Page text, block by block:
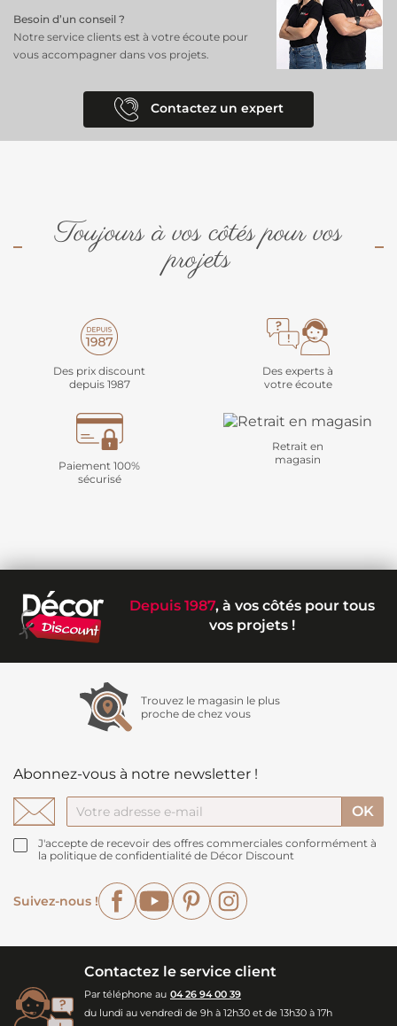
Besoin d’un conseil ?
Notre service clients est à votre écoute pour
vous accompagner dans vos projets.
Contactez un expert
Toujours à vos côtés pour vos
projets
Des prix discount
depuis 1987
Des experts à
votre écoute
Paiement 100%
sécurisé
Retrait en
magasin
Depuis 1987, à vos côtés pour tous
vos projets !
Trouvez le magasin le plus
proche de chez vous
Abonnez-vous à notre newsletter !
J'accepte de recevoir des offres commerciales conformément à
la politique de confidentialité de Décor Discount
Suivez-nous !
FacebookYouTubePinterest
Contactez le service client
Par téléphone au 04 26 94 00 39
du lundi au vendredi de 9h à 12h30 et de 13h30 à 17h